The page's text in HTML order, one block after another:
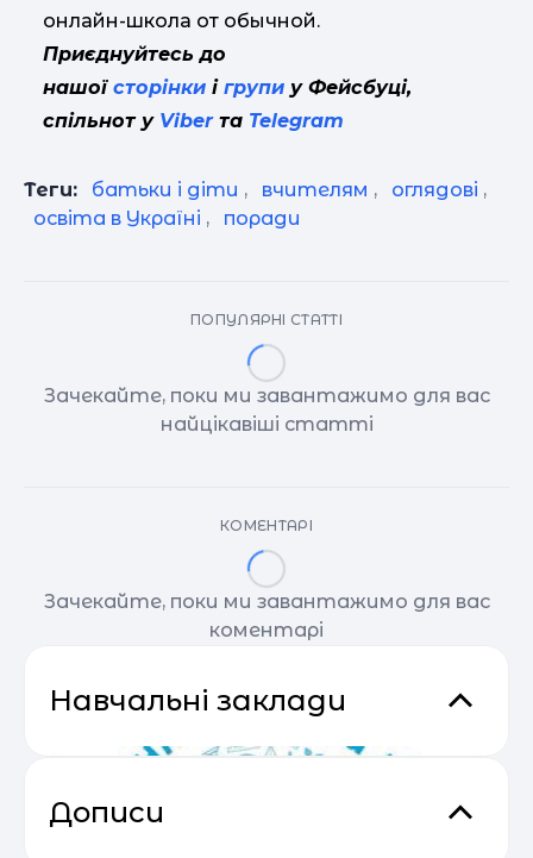
онлайн-школа от обычной.
Приєднуйтесь до
нашої сторінки і групи у Фейсбуці,
спільнот у Viberта Telegram
Теги: батьки і діти , вчителям , оглядові ,
освіта в Україні , поради
ПОПУЛЯРНІ СТАТТІ
Зачекайте, поки ми завантажимо для вас
найцікавіші статті
КОМЕНТАРІ
Зачекайте, поки ми завантажимо для вас
коментарі
Навчальні заклади
Дописи